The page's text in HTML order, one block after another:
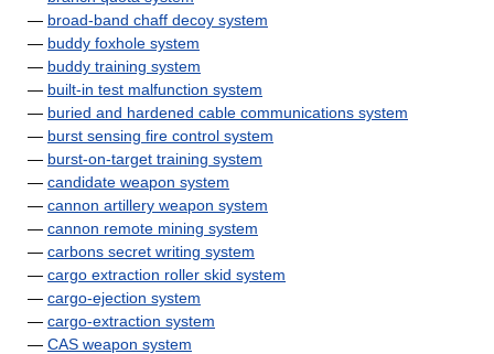
— broad-band chaff decoy system
— buddy foxhole system
— buddy training system
— built-in test malfunction system
— buried and hardened cable communications system
— burst sensing fire control system
— burst-on-target training system
— candidate weapon system
— cannon artillery weapon system
— cannon remote mining system
— carbons secret writing system
— cargo extraction roller skid system
— cargo-ejection system
— cargo-extraction system
— CAS weapon system